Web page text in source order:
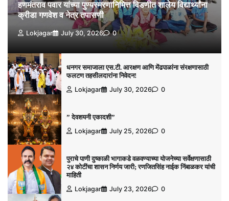
हणमंतराव पवार यांच्या पुण्यस्मरणानिमित्त विडणीत शालेय विद्यार्थ्यांना
क्रीडा गणवेश व नेत्र तपासणी
Lokjagar July 30, 2026 0
धनगर समाजाला एस.टी. आरक्षण आणि मेंढपाळांना संरक्षणासाठी
फलटण तहसीलदारांना निवेदन!
Lokjagar
July 30, 2026 0
” देवशयनी एकादशी”
Lokjagar
July 25, 2026 0
पुराचे पाणी दुष्काळी भागाकडे वळवण्याच्या योजनेच्या सर्वेक्षणासाठी
२४ कोटींचा शासन निर्णय जारी; रणजितसिंह नाईक निंबाळकर यांची
माहिती
Lokjagar
July 23, 2026 0